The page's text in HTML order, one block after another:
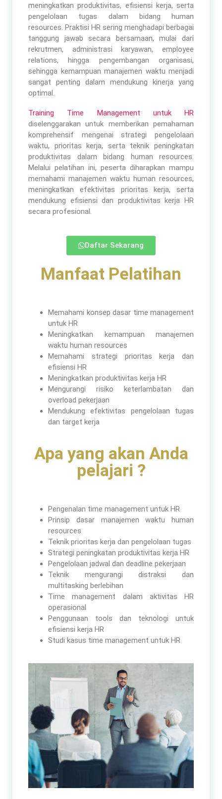
meningkatkan produktivitas, efisiensi kerja, serta
pengelolaan tugas dalam bidang human
resources. Praktisi HR sering menghadapi berbagai
tanggung jawab secara bersamaan, mulai dari
rekrutmen, administrasi karyawan, employee
relations, hingga pengembangan organisasi,
sehingga kemampuan manajemen waktu menjadi
sangat penting dalam mendukung kinerja yang
optimal.
Training Time Management untuk HR
diselenggarakan untuk memberikan pemahaman
komprehensif mengenai strategi pengelolaan
waktu, prioritas kerja, serta teknik peningkatan
produktivitas dalam bidang human resources.
Melalui pelatihan ini, peserta diharapkan mampu
memahami manajemen waktu human resources,
meningkatkan efektivitas prioritas kerja, serta
mendukung efisiensi dan produktivitas kerja HR
secara profesional.
Daftar Sekarang
Manfaat Pelatihan​
Memahami konsep dasar time management
untuk HR
Meningkatkan kemampuan manajemen
waktu human resources
Memahami strategi prioritas kerja dan
efisiensi HR
Meningkatkan produktivitas kerja HR
Mengurangi risiko keterlambatan dan
overload pekerjaan
Mendukung efektivitas pengelolaan tugas
dan target kerja
Apa yang akan Anda
pelajari ?
Pengenalan time management untuk HR
Prinsip dasar manajemen waktu human
resources
Teknik prioritas kerja dan pengelolaan tugas
Strategi peningkatan produktivitas kerja HR
Pengelolaan jadwal dan deadline pekerjaan
Teknik mengurangi distraksi dan
multitasking berlebihan
Time management dalam aktivitas HR
operasional
Penggunaan tools dan teknologi untuk
efisiensi kerja HR
Studi kasus time management untuk HR